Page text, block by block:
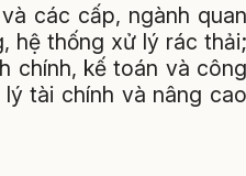
các cấp, ngành quan
hệ thống xử lý rác thải;
chính, kế toán và công
tài chính và nâng cao